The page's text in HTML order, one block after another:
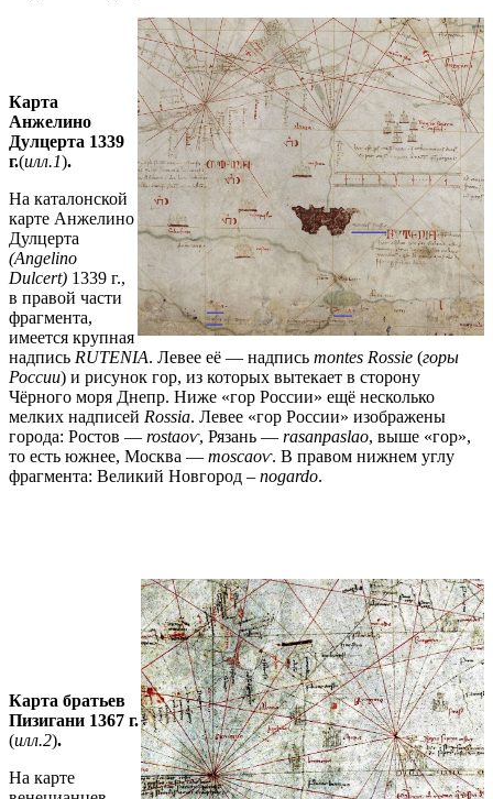
Карта
Анжелино
Дулцерта 1339
г.(илл.1).
На каталонской
карте Анжелино
Дулцерта
(Angelino
Dulcert) 1339 г.,
в правой части
фрагмента,
имеется крупная
надпись RUTENIA. Левее её — надпись montes Rossie (горы
России) и рисунок гор, из которых вытекает в сторону
Чёрного моря Днепр. Ниже «гор России» ещё несколько
мелких надписей Rossia. Левее «гор России» изображены
города: Ростов — rostaoⱱ, Рязань — rasanpaslao, выше «гор»,
то есть южнее, Москва — moscaoⱱ. В правом нижнем углу
фрагмента: Великий Новгород – nogardo.
Карта братьев
Пизигани 1367 г.
(илл.2).
На карте